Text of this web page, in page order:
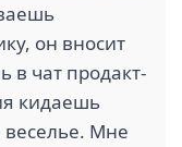
он вносит
в чат продакт-
кидаешь
веселье. Мне